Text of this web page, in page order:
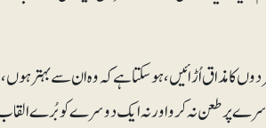
کا مذاق اُڑائیں ، ہوسکتا ہے کہ وہ ان سے بہتر
طعن نہ کرو اور نہ ایک دوسرے کو بُرے القاب سے